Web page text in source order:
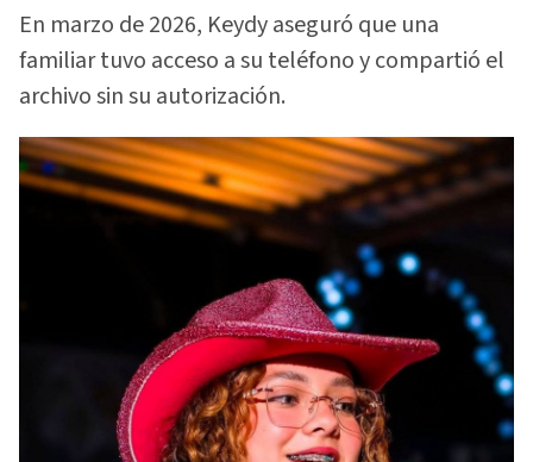
En marzo de 2026, Keydy aseguró que una
familiar tuvo acceso a su teléfono y compartió el
archivo sin su autorización.